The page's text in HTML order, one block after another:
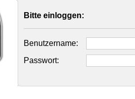
Bitte einloggen:
Benutzername:
Passwort: